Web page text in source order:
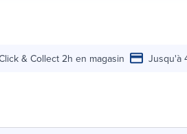
& Collect 2h en magasin Jusqu'à